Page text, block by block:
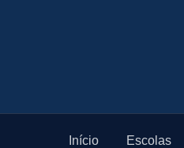
Início Escolas